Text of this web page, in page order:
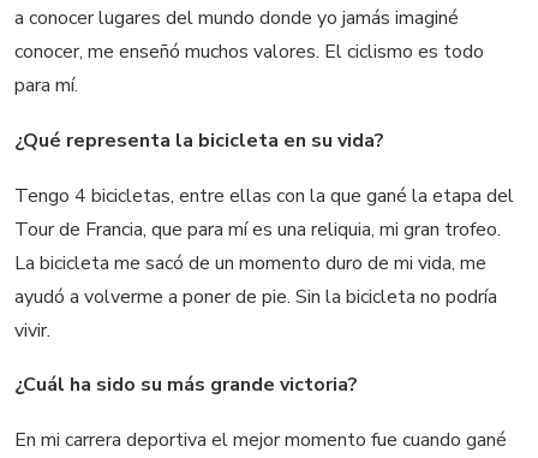
a conocer lugares del mundo donde yo jamás imaginé
conocer, me enseñó muchos valores. El ciclismo es todo
para mí.
¿Qué representa la bicicleta en su vida?
Tengo 4 bicicletas, entre ellas con la que gané la etapa del
Tour de Francia, que para mí es una reliquia, mi gran trofeo.
La bicicleta me sacó de un momento duro de mi vida, me
ayudó a volverme a poner de pie. Sin la bicicleta no podría
vivir.
¿Cuál ha sido su más grande victoria?
En mi carrera deportiva el mejor momento fue cuando gané